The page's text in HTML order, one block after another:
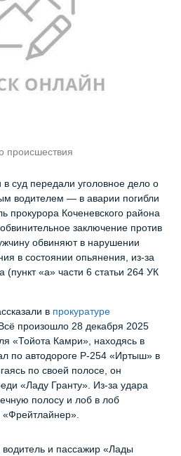
происшествия
суд передали уголовное дело о
водителем — в аварии погибли
прокурора Коченевского района
заключение против
обвиняют в нарушении
в состоянии опьянения, из‑за
(пункт «а» части 6 статьи 264 УК
в прокуратуре
произошло 28 декабря 2025
«Тойота Камри», находясь в
по автодороге Р‑254 «Иртыш» в
по своей полосе, он
«Ладу Гранту». Из‑за удара
полосу и лоб в лоб
«Фрейтлайнер».
водитель и пассажир «Лады